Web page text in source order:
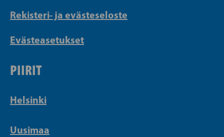
Rekisteri- ja evästeseloste
Evästeasetukset
PIIRIT
Helsinki
Uusimaa